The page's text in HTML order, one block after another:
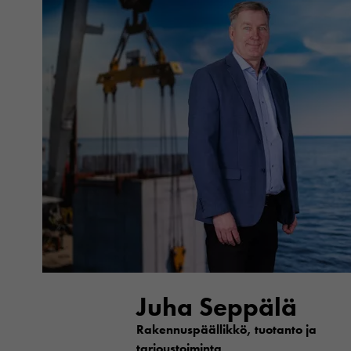
Juha Seppälä
Rakennuspäällikkö, tuotanto ja